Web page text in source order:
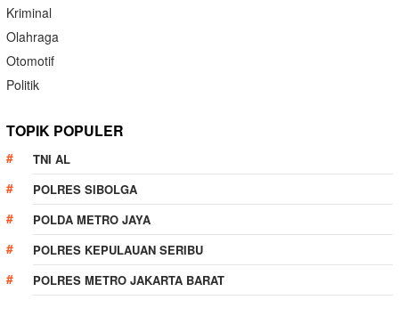
Kriminal
Olahraga
Otomotif
Politik
TOPIK POPULER
TNI AL
POLRES SIBOLGA
POLDA METRO JAYA
POLRES KEPULAUAN SERIBU
POLRES METRO JAKARTA BARAT